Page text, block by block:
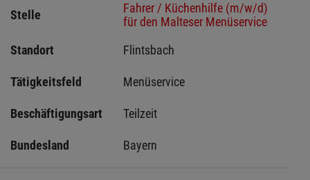
Stelle
Fahrer / Küchenhilfe (m/w/d)
für den Malteser Menüservice
Standort
Flintsbach
Tätigkeitsfeld Menüservice
Beschäftigungsart Teilzeit
Bundesland Bayern